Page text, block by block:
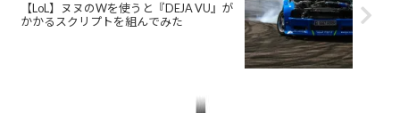
【LoL】ヌヌのWを使うと『DEJA VU』が
かかるスクリプトを組んでみた